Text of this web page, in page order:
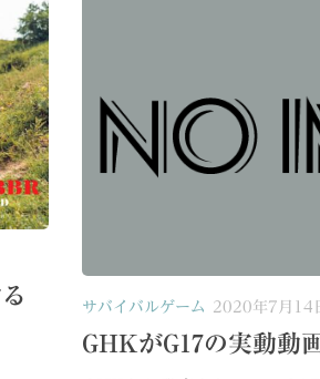
サバイバルゲーム 2020年7月14
GHKがG17の実動動